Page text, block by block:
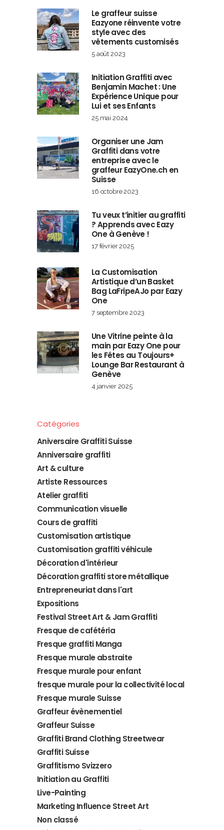
Le graffeur suisse
Eazyone réinvente votre
style avec des
vêtements customisés
5 août 2023
Initiation Graffiti avec
Benjamin Machet : Une
Expérience Unique pour
Lui et ses Enfants
25 mai 2024
Organiser une Jam
Graffiti dans votre
entreprise avec le
graffeur EazyOne.ch en
Suisse
16 octobre 2023
Tu veux t’initier au graffiti
? Apprends avec Eazy
One à Genève !
17 février 2025
La Customisation
Artistique d’un Basket
Bag LaFripeAJo par Eazy
One
7 septembre 2023
Une Vitrine peinte à la
main par Eazy One pour
les Fêtes au Toujours+
Lounge Bar Restaurant à
Genève
4 janvier 2025
Catégories
Aniversaire Graffiti Suisse
Anniversaire graffiti
Art & culture
Artiste Ressources
Atelier graffiti
Communication visuelle
Cours de graffiti
Customisation artistique
Customisation graffiti véhicule
Décoration d'intérieur
Décoration graffiti store métallique
Entrepreneuriat dans l'art
Expositions
Festival Street Art & Jam Graffiti
Fresque de cafétéria
Fresque graffiti Manga
Fresque murale abstraite
Fresque murale pour enfant
fresque murale pour la collectivité local
Fresque murale Suisse
Graffeur évènementiel
Graffeur Suisse
Graffiti Brand Clothing Streetwear
Graffiti Suisse
Graffitismo Svizzero
Initiation au Graffiti
Live-Painting
Marketing Influence Street Art
Non classé